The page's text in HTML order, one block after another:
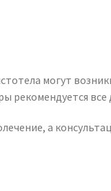
могут
рекомендуется
а